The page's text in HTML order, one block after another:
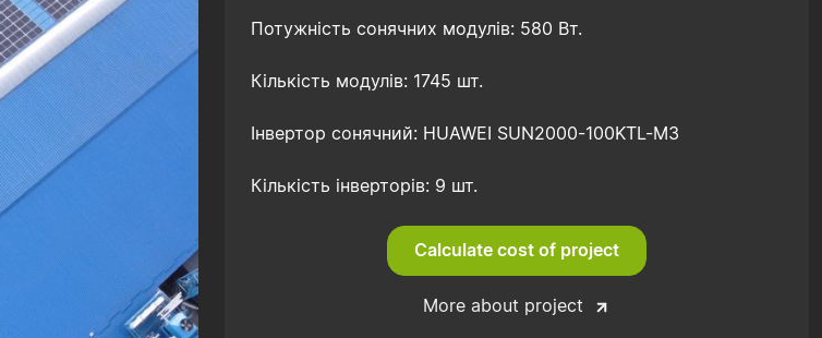
Потужність сонячних модулів: 580 Вт.
Кількість модулів: 1745 шт.
Інвертор сонячний: HUAWEI SUN2000-100KTL-M3
Кількість інверторів: 9 шт.
Calculate cost of project
More about project